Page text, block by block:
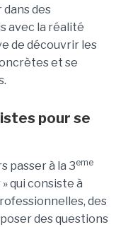
des
avec la réalité
de découvrir les
et se
pour se
passer à la 3eme
qui consiste à
des
des questions